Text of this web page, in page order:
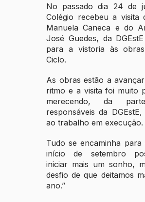
No passado dia 24 de
Colégio recebeu a visita
Manuela Caneca e do
José Guedes, da
para a vistoria às
Ciclo.
As obras estão a
ritmo e a visita foi muito
merecendo, da
responsáveis da DGEstE,
ao trabalho em execução.
Tudo se encaminha para
início de setembro
iniciar mais um sonho,
desfio de que deitamos
ano.”